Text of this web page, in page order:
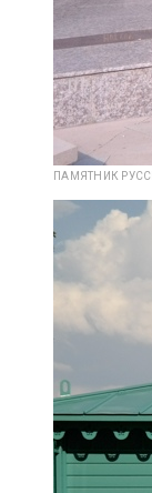
ПАМЯТНИК